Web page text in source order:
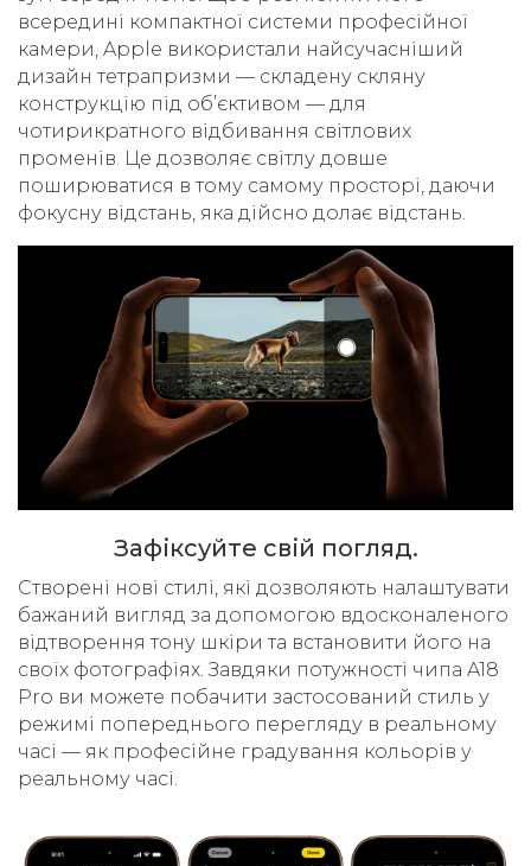
всередині компактної системи професійної
камери, Apple використали найсучасніший
дизайн тетрапризми — складену скляну
конструкцію під об’єктивом — для
чотирикратного відбивання світлових
променів. Це дозволяє світлу довше
поширюватися в тому самому просторі, даючи
фокусну відстань, яка дійсно долає відстань.
Зафіксуйте свій погляд.
Cтворені нові стилі, які дозволяють налаштувати
бажаний вигляд за допомогою вдосконаленого
відтворення тону шкіри та встановити його на
своїх фотографіях. Завдяки потужності чипа A18
Pro ви можете побачити застосований стиль у
режимі попереднього перегляду в реальному
часі — як професійне градування кольорів у
реальному часі.